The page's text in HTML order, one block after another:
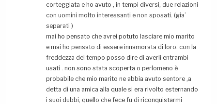
corteggiata e ho avuto , in tempi diversi, due relazioni
con uomini molto interessanti e non sposati. (gia’
separati )
mai ho pensato che avrei potuto lasciare mio marito
e mai ho pensato di essere innamorata di loro. con la
freddezza del tempo posso dire di averli entrambi
usati . non sono stata scoperta o perlomeno è
probabile che mio marito ne abbia avuto sentore ,a
detta di una amica alla quale si era rivolto esternando
i suoi dubbi, quello che fece fu di riconquistarmi